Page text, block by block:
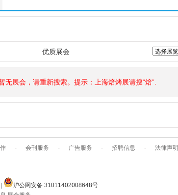
优质展会
无展会，请重新搜索。提示：上海焙烤展请搜“焙”.
- 会刊服务 - 广告服务 - 招聘信息 - 法律声明
沪公网安备 31011402008648号